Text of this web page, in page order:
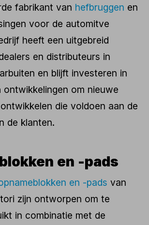
fabrikant van hefbruggen en
voor de automitve
heeft een uitgebreid
en distributeurs in
en blijft investeren in
ontwikkelingen om nieuwe
die voldoen aan de
de klanten.
en -pads
en -pads van
zijn ontworpen om te
in combinatie met de